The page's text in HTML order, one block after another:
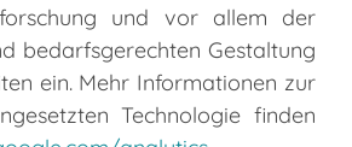
und vor allem der
bedarfsgerechten Gestaltung
ein. Mehr Informationen zur
Technologie finden